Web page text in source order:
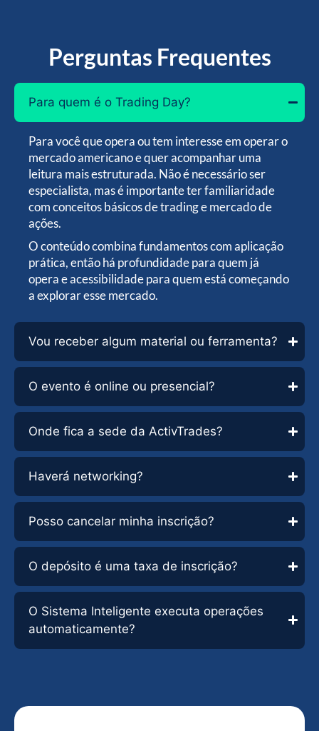
Perguntas Frequentes
Para quem é o Trading Day?
Para você que opera ou tem interesse em operar o
mercado americano e quer acompanhar uma
leitura mais estruturada. Não é necessário ser
especialista, mas é importante ter familiaridade
com conceitos básicos de trading e mercado de
ações.
O conteúdo combina fundamentos com aplicação
prática, então há profundidade para quem já
opera e acessibilidade para quem está começando
a explorar esse mercado.
Vou receber algum material ou ferramenta?
O evento é online ou presencial?
Onde fica a sede da ActivTrades?
Haverá networking?
Posso cancelar minha inscrição?
O depósito é uma taxa de inscrição?
O Sistema Inteligente executa operações
automaticamente?